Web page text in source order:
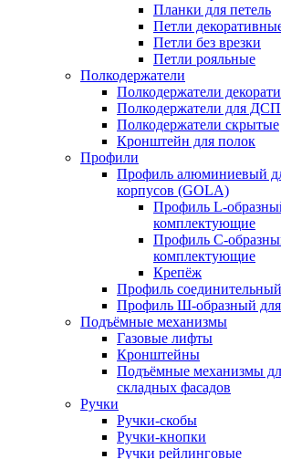
Планки для петель
Петли
Петли без врезки
Петли рояльные
Полкодержатели
Полкодержатели
Полкодержатели для ДСП
Полкодержатели скрытые
Кронштейн для полок
Профили
Профиль алюминиевый
корпусов (GOLA)
Профиль L-
комплектующие
Профиль C-
комплектующие
Крепёж
Профиль
Профиль Ш-образный для
Подъёмные механизмы
Газовые лифты
Кронштейны
Подъёмные механизмы
складных фасадов
Ручки
Ручки-скобы
Ручки-кнопки
Ручки рейлинговые